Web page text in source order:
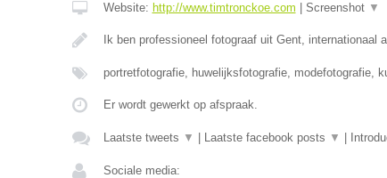
Website: http://www.timtronckoe.com Screenshot ▼
Ik ben professioneel fotograaf uit Gent, internationaal
portretfotografie, huwelijksfotografie, modefotografie,
Er wordt gewerkt op afspraak.
Laatste tweets ▼ Laatste facebook posts ▼
Sociale media: